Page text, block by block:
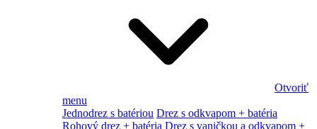
Otvoriť
menu
Jednodrez s batériou Drez s odkvapom + batéria
Rohový drez + batéria Drez s vaničkou a odkvapom +